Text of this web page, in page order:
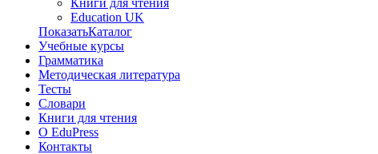
Книги для чтения
Education UK
ПоказатьКаталог
Учебные курсы
Грамматика
Методическая литература
Тесты
Словари
Книги для чтения
О EduPress
Контакты